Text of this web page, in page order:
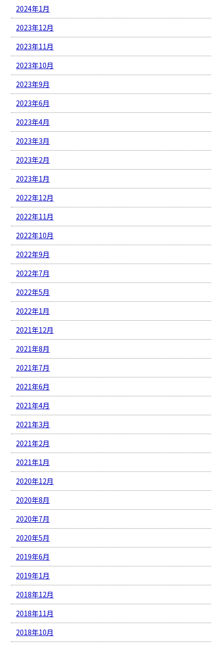
2024年1月
2023年12月
2023年11月
2023年10月
2023年9月
2023年6月
2023年4月
2023年3月
2023年2月
2023年1月
2022年12月
2022年11月
2022年10月
2022年9月
2022年7月
2022年5月
2022年1月
2021年12月
2021年8月
2021年7月
2021年6月
2021年4月
2021年3月
2021年2月
2021年1月
2020年12月
2020年8月
2020年7月
2020年5月
2019年6月
2019年1月
2018年12月
2018年11月
2018年10月